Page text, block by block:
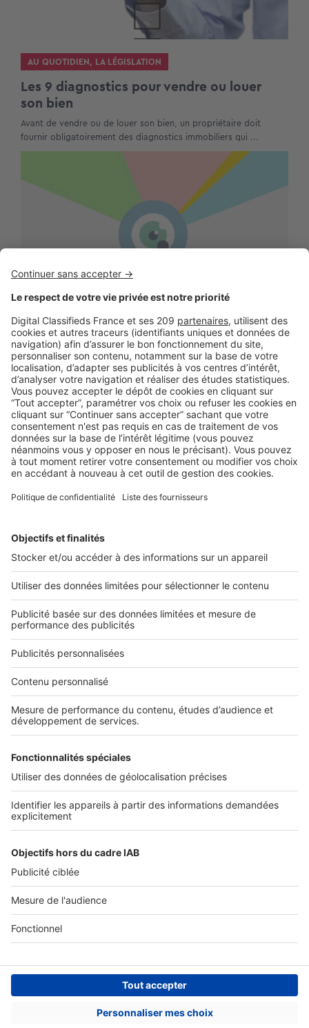
AU QUOTIDIEN, LA LÉGISLATION
Les 9 diagnostics pour vendre ou louer
son bien
Avant de vendre ou de louer son bien, un propriétaire doit
fournir obligatoirement des diagnostics immobiliers qui ...
LE MARCHÉ,LES CHIFFRES
Exclusif : Tout ce que vous avez
toujours voulu savoir sur votre secteur
!
La plupart des acheteurs définissent leurs critères de
recherche sur internet, découvrez le nouveau service qui
vous ...
2 rue des Italiens 75009 Paris
01 53 38 80 00
Nos solutions pro
Actualités pro
Nous contacter
Connexion à My SeLoger Pro
Espace Presse
CGU-Paramétrer mes cookies